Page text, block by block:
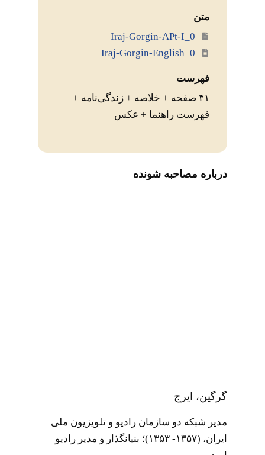
متن
فهرست
۴۱ صفحه + خلاصه + زندگی‌نامه +
فهرست راهنما‌ + عکس
درباره مصاحبه شونده
گرگین، ایرج
مدیر شبکه دو سازمان رادیو و تلویزیون ملی
ایران‌‌، (۱۳۵۷- ۱۳۵۳)‌؛ بنیانگذار و مدیر رادیو